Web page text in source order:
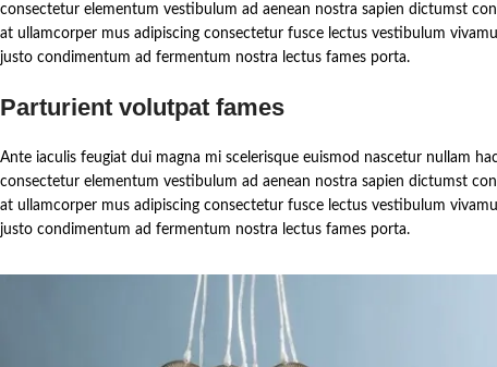
consectetur elementum vestibulum ad aenean nostra sapien dictumst
at ullamcorper mus adipiscing consectetur fusce lectus vestibulum
justo condimentum ad fermentum nostra lectus fames porta.
Parturient volutpat fames
Ante iaculis feugiat dui magna mi scelerisque euismod nascetur nullam
consectetur elementum vestibulum ad aenean nostra sapien dictumst
at ullamcorper mus adipiscing consectetur fusce lectus vestibulum
justo condimentum ad fermentum nostra lectus fames porta.